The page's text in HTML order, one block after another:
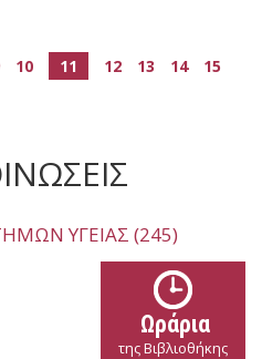
10 11 12 13 14
15
ΥΓΕΊΑΣ (245)
Ωράρια
της Βιβλιοθήκης